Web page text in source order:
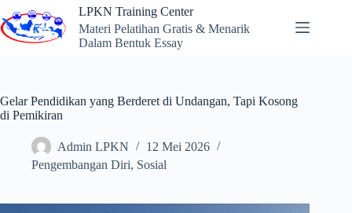
to
content
LPKN Training Center
Materi Pelatihan Gratis & Menarik
Dalam Bentuk Essay
Gelar Pendidikan yang Berderet di Undangan, Tapi Kosong
di Pemikiran
Admin LPKN
12 Mei 2026
Pengembangan Diri, Sosial